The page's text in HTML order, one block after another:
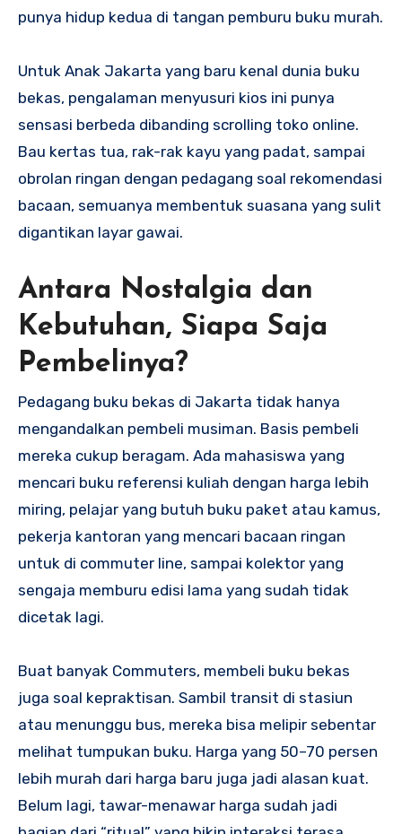
punya hidup kedua di tangan pemburu buku murah.
Untuk Anak Jakarta yang baru kenal dunia buku
bekas, pengalaman menyusuri kios ini punya
sensasi berbeda dibanding scrolling toko online.
Bau kertas tua, rak-rak kayu yang padat, sampai
obrolan ringan dengan pedagang soal rekomendasi
bacaan, semuanya membentuk suasana yang sulit
digantikan layar gawai.
Antara Nostalgia dan
Kebutuhan, Siapa Saja
Pembelinya?
Pedagang buku bekas di Jakarta tidak hanya
mengandalkan pembeli musiman. Basis pembeli
mereka cukup beragam. Ada mahasiswa yang
mencari buku referensi kuliah dengan harga lebih
miring, pelajar yang butuh buku paket atau kamus,
pekerja kantoran yang mencari bacaan ringan
untuk di commuter line, sampai kolektor yang
sengaja memburu edisi lama yang sudah tidak
dicetak lagi.
Buat banyak Commuters, membeli buku bekas
juga soal kepraktisan. Sambil transit di stasiun
atau menunggu bus, mereka bisa melipir sebentar
melihat tumpukan buku. Harga yang 50–70 persen
lebih murah dari harga baru juga jadi alasan kuat.
Belum lagi, tawar-menawar harga sudah jadi